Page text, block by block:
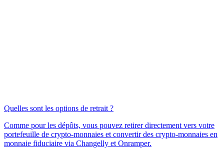
Quelles sont les options de retrait ?
Comme pour les dépôts, vous pouvez retirer directement vers votre
portefeuille de crypto-monnaies et convertir des crypto-monnaies en
monnaie fiduciaire via Changelly et Onramper.